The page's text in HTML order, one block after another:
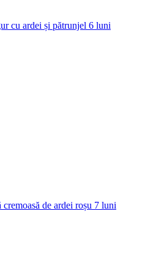
cu ardei și pătrunjel 6 luni
cremoasă de ardei roșu 7 luni